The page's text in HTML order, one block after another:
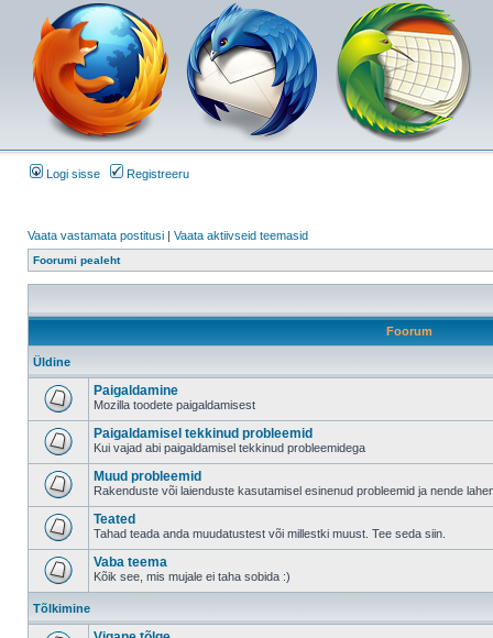
Logi sisse Registreeru
Vaata vastamata postitusi | Vaata aktiivseid teemasid
Foorumi pealeht
Foorum
Üldine
Paigaldamine
Mozilla toodete paigaldamisest
Paigaldamisel tekkinud probleemid
Kui vajad abi paigaldamisel tekkinud probleemidega
Muud probleemid
Rakenduste või laienduste kasutamisel esinenud probleemid ja nende
Teated
Tahad teada anda muudatustest või millestki muust. Tee seda siin.
Vaba teema
Kõik see, mis mujale ei taha sobida :)
Tõlkimine